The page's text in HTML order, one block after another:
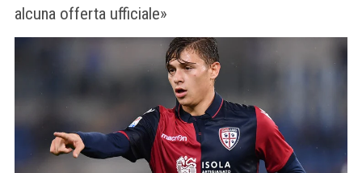
alcuna offerta ufficiale»